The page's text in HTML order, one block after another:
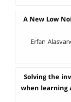
A New Low
Erfan
Solving the
when learning